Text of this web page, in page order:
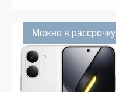
Можно в рассрочку